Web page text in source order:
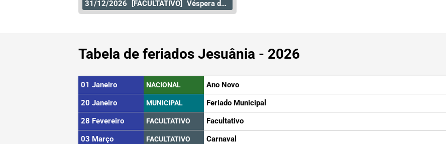
31/12/2026
[FACULTATIVO] Véspera de Ano Novo
Tabela de feriados Jesuânia - 2026
01 Janeiro NACIONAL
Ano Novo
20 Janeiro
MUNICIPAL
Feriado Municipal
28 Fevereiro
FACULTATIVO
Facultativo
03 Março
FACULTATIVO
Carnaval